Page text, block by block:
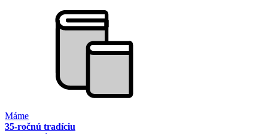
Máme
35-ročnú tradíciu